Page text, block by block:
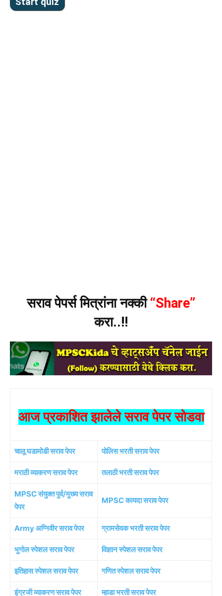
सराव पेपर्स मित्रांना नक्की“Share”
करा..!!
आज प्रकाशित झालेले सराव पेपर सोडवा
चालू घडामोडी सराव पेपर पोलिस भरती सराव पेपर
मराठी व्याकरण सराव पेपर तलाठी भरती सराव पेपर
MPSC संयुक्त पुर्व/मुख्य सराव
पेपर
MPSC कायदा सराव पेपर
Army अग्निवीर सराव पेपर ग्रामसेवक भरती सराव पेपर
भुगोल स्पेशल सराव पेपर विज्ञान स्पेशल सराव पेपर
इतिहास स्पेशल सराव पेपर गणित स्पेशल सराव पेपर
इंग्रजी व्याकरण सराव पेपर म्हाडा भरती सराव पेपर